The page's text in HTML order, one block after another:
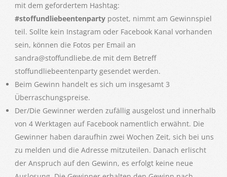
mit dem gefordertem Hashtag:
#stoffundliebeentenparty postet, nimmt am Gewinnspiel
teil. Sollte kein Instagram oder Facebook Kanal vorhanden
sein, können die Fotos per Email an
sandra@stoffundliebe.de mit dem Betreff
stoffundliebeentenparty gesendet werden.
Beim Gewinn handelt es sich um insgesamt 3
Überraschungspreise.
Der/Die Gewinner werden zufällig ausgelost und innerhalb
von 4 Werktagen auf Facebook namentlich erwähnt. Die
Gewinner haben daraufhin zwei Wochen Zeit, sich bei uns
zu melden und die Adresse mitzuteilen. Danach erlischt
der Anspruch auf den Gewinn, es erfolgt keine neue